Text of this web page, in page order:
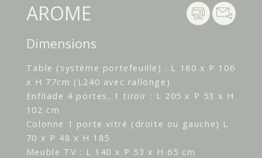
AROME
Dimensions
Table (système portefeuille) : L 180 x P 106
x H 77cm (L240 avec rallonge)
Enfilade 4 portes, 1 tiroir : L 205 x P 53 x H
102 cm
Colonne 1 porte vitré (droite ou gauche) L
70 x P 48 x H 185
Meuble TV : L 140 x P 53 x H 65 cm